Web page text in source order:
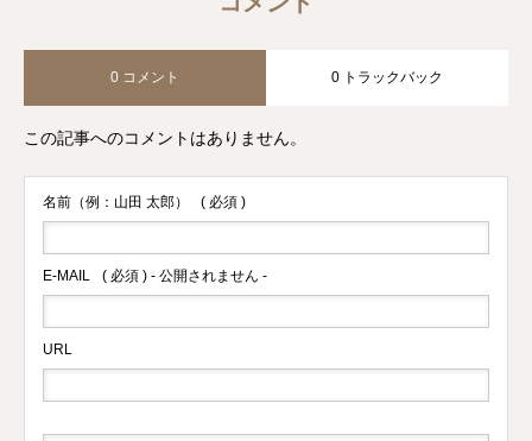
0 コメント 0 トラックバック
この記事へのコメントはありません。
名前（例：山田 太郎） ( 必須 )
E-MAIL ( 必須 ) - 公開されません -
URL